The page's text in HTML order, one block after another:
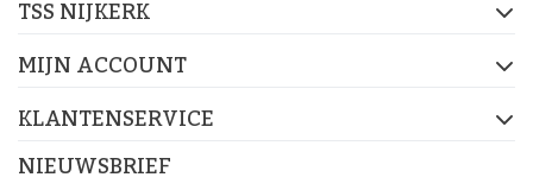
TSS NIJKERK
MIJN ACCOUNT
KLANTENSERVICE
NIEUWSBRIEF